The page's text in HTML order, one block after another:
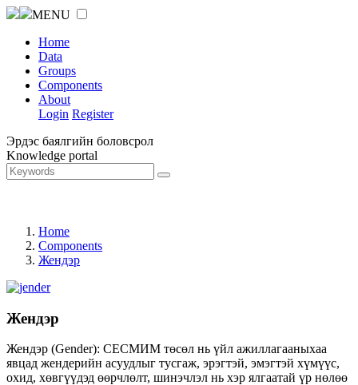
MENU
Home
Data
Groups
Components
About
Login Register
Эрдэс баялгийн боловсрол
Knowledge portal
Home
Components
Жендэр
Жендэр
Жендэр (Gender): СЕСМИМ төсөл нь үйл ажиллагааныхаа
явцад жендерийн асуудлыг тусгаж, эрэгтэй, эмэгтэй хүмүүс,
охид, хөвгүүдэд өөрчлөлт, шинэчлэл нь хэр ялгаатай үр нөлөө